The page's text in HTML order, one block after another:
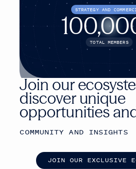
Join our
discover unique
opportunities
COMMUNITY AND INSIGHTS
JOIN OUR EXCLUSIVE E
STRATEGY AND
TOTAL MEMBERS